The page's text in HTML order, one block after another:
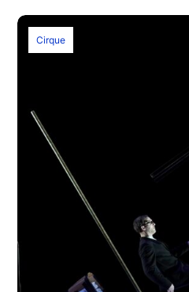
Cirque